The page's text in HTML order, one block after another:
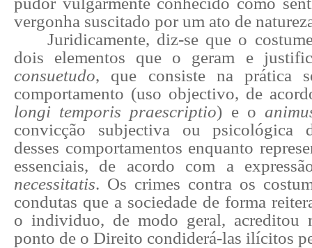
vergonha suscitado por um ato de
Juridicamente, diz-se que o
dois elementos que o geram e
consuetudo, que consiste na prática
comportamento (uso objectivo, de
longi temporis praescriptio) e o
convicção subjectiva ou psicológica
desses comportamentos enquanto
essenciais, de acordo com a
necessitatis. Os crimes contra os
condutas que a sociedade de forma
o individuo, de modo geral, acreditou
ponto de o Direito condiderá-las ilícitos